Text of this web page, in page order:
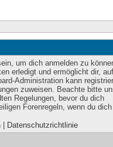
um dich anmelden zu
erledigt und ermöglicht dir, auf
Administration kann
zuweisen. Beachte bitte
Regelungen, bevor du dich
Forenregeln, wenn du
| Datenschutzrichtlinie